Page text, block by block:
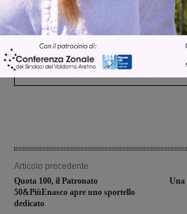
Cronaca 3 Agosto 2026
Scomparso da una struttura
Fiorentino l’uomo che
Levane nel 2020
Articolo precedente
Quota 100, il Patronato
50&PiùEnasco apre uno sportello
dedicato
Una